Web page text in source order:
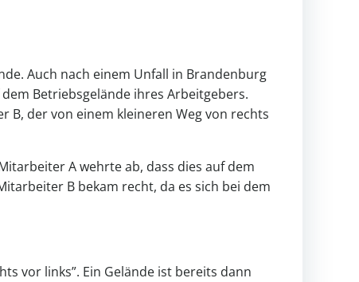
Auch nach einem Unfall in Brandenburg
Betriebsgelände ihres Arbeitgebers.
der von einem kleineren Weg von rechts
A wehrte ab, dass dies auf dem
B bekam recht, da es sich bei dem
vor links”. Ein Gelände ist bereits dann